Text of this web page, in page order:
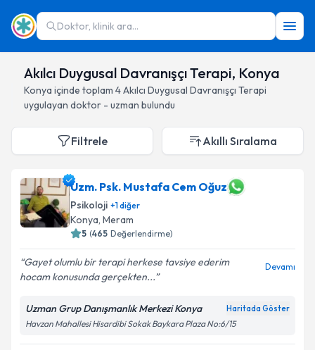
Doktor, klinik ara...
Akılcı Duygusal Davranışçı Terapi, Konya
Konya içinde toplam 4Akılcı Duygusal Davranışçı Terapi
uygulayan doktor - uzman bulundu
Filtrele Akıllı Sıralama
Uzm. Psk. Mustafa Cem Oğuz
Psikoloji +1diğer
Konya, Meram
5 (465 Değerlendirme)
Gayet olumlu bir terapi herkese tavsiye ederim
hocam konusunda gerçekten...
Devamı
Uzman Grup Danışmanlık Merkezi Konya Haritada Göster
Havzan Mahallesi Hisardibi Sokak Baykara Plaza No:6/15